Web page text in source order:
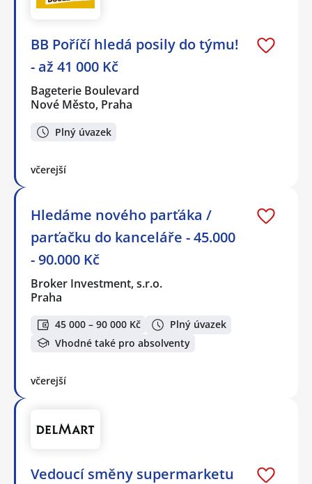
BB Poříčí hledá posily do týmu!
- až 41 000 Kč
Bageterie Boulevard
Nové Město, Praha
Plný úvazek
včerejší
Hledáme nového parťáka /
parťačku do kanceláře - 45.000
- 90.000 Kč
Broker Investment, s.r.o.
Praha
45 000 – 90 000 Kč
Plný úvazek
Vhodné také pro absolventy
včerejší
Vedoucí směny supermarketu